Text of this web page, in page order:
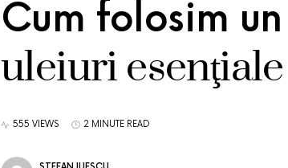
Cum folosim
uleiuri esenţiale
555 VIEWS 2 MINUTE READ